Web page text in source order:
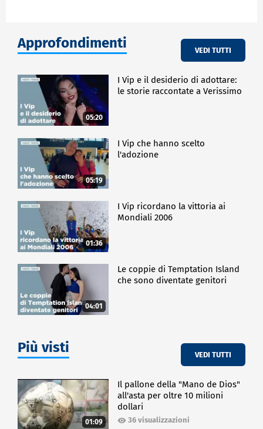
Approfondimenti VEDI TUTTI
05:20
I Vip e il desiderio di adottare:
le storie raccontate a Verissimo
05:19
I Vip che hanno scelto
l'adozione
01:36
I Vip ricordano la vittoria ai
Mondiali 2006
04:01
Le coppie di Temptation Island
che sono diventate genitori
Più visti VEDI TUTTI
01:09
Il pallone della "Mano de Dios"
all'asta per oltre 10 milioni
dollari
36 visualizzazioni